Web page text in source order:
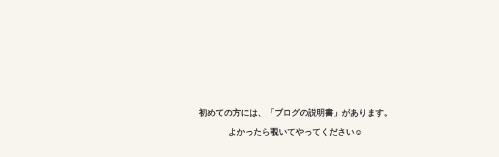
初めての方には、「ブログの説明書」があります。
よかったら覗いてやってください☺︎